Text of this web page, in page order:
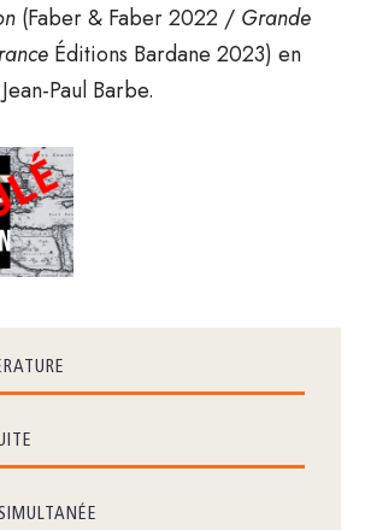
(Faber & Faber 2022 / Grande
Éditions Bardane 2023) en
Paul Barbe.